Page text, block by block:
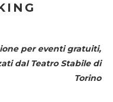
per eventi gratuiti,
dal Teatro Stabile di
Torino